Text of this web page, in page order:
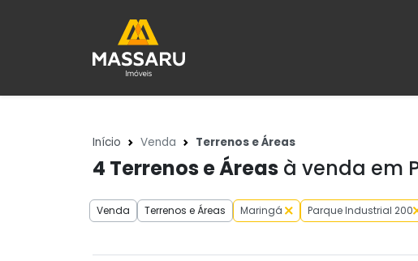
Início Venda Terrenos e Áreas
4 Terrenos e Áreas à venda em
Venda Terrenos e Áreas Maringá Parque Industrial 200